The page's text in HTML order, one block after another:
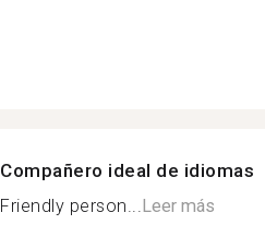
Compañero ideal de idiomas
Friendly person...Leer más